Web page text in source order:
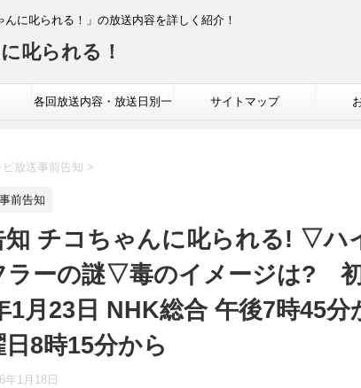
に叱られる！」の放送内容を詳しく紹介！
叱られる！
各回放送内容・放送日別一 サイトマップ
ビ放送事前告知 >
前告知
知 チコちゃんに叱られる! ▽ハ
ーの謎▽毒のイメージは? 初
1月23日 NHK総合 午後7時45分
日8時15分から
年1月18日